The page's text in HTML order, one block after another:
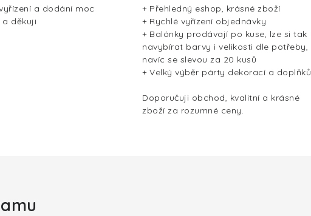
a dodání moc
děkuji
+ Přehledný eshop, krásné zboží
+ Rychlé vyřízení objednávky
+ Balónky prodávají po kuse, lze si tak
navybírat barvy i velikosti dle potřeby,
navíc se slevou za 20 kusů
+ Velký výběr párty dekorací a doplňků
Doporučuji obchod, kvalitní a krásné
zboží za rozumné ceny.